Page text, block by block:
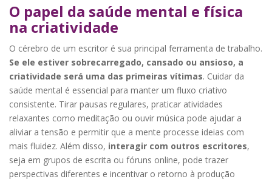
O papel da saúde mental e física
na criatividade
O cérebro de um escritor é sua principal ferramenta de trabalho.
Se ele estiver sobrecarregado, cansado ou ansioso, a
criatividade será uma das primeiras vítimas. Cuidar da
saúde mental é essencial para manter um fluxo criativo
consistente. Tirar pausas regulares, praticar atividades
relaxantes como meditação ou ouvir música pode ajudar a
aliviar a tensão e permitir que a mente processe ideias com
mais fluidez. Além disso, interagir com outros escritores,
seja em grupos de escrita ou fóruns online, pode trazer
perspectivas diferentes e incentivar o retorno à produção